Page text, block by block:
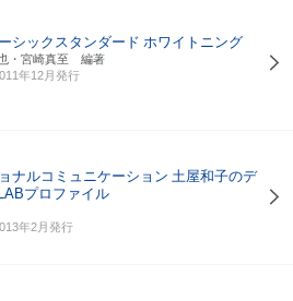
シックスタンダード ホワイトニング
・宮崎真至 編著
年12月発行
ナルコミュニケーション 土屋和子のデ
プロファイル
年2月発行